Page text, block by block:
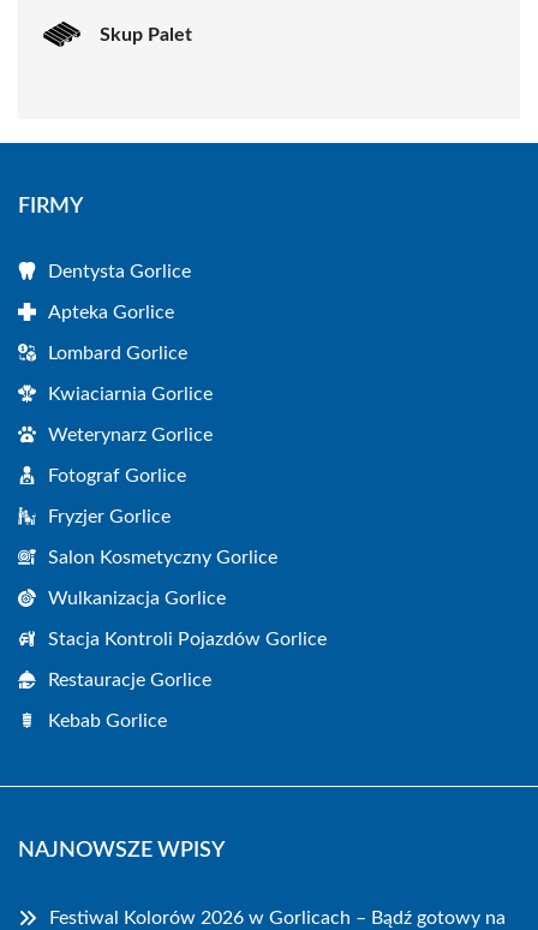
Skup Palet
FIRMY
Dentysta Gorlice
Apteka Gorlice
Lombard Gorlice
Kwiaciarnia Gorlice
Weterynarz Gorlice
Fotograf Gorlice
Fryzjer Gorlice
Salon Kosmetyczny Gorlice
Wulkanizacja Gorlice
Stacja Kontroli Pojazdów Gorlice
Restauracje Gorlice
Kebab Gorlice
NAJNOWSZE WPISY
Festiwal Kolorów 2026 w Gorlicach – Bądź gotowy na